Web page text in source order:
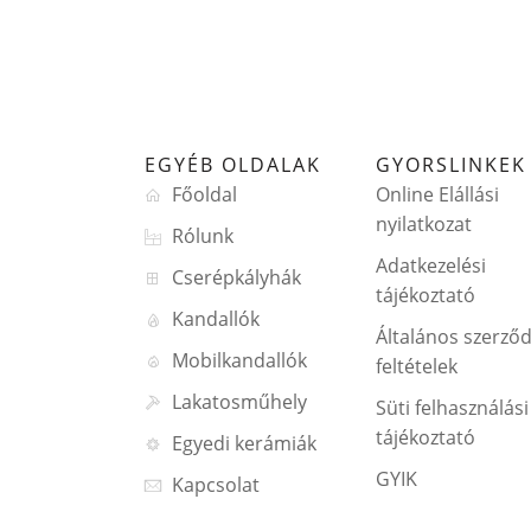
EGYÉB OLDALAK
Főoldal
Rólunk
Cserépkályhák
Kandallók
Mobilkandallók
Lakatosműhely
Egyedi kerámiák
Kapcsolat
GYORSLINKEK
Online Elállási
nyilatkozat
Adatkezelési
tájékoztató
Általános
feltételek
Süti felhasználási
tájékoztató
GYIK